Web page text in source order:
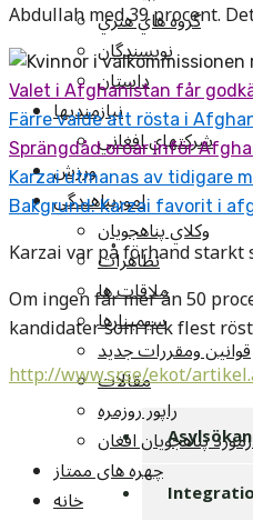
گروه هاي هنري
نويسندگان
داستان
نيازمنديها
شرکتهاي افغاني
ورزش
امورپناهندگي
وکلاي پناهجويان
تظاهرات
ملاقات ها
سيمينارها
قوانين ومقررات جديد
مقالات
راپور روزمره
پناهجويان افغان
چهره های ممتاز
خانه
Abdullah med 39 procent.
Valet i Afghanistan får
Färre valde att rösta i
Sprängdåd oroar inför
Karzai utmanas av tidigare
Bakgrund: Karzai favorit i
Karzai var på förhand starkt
Om ingen får mer än 50
kandidater som fick flest
http://www.sr.se/ekot/